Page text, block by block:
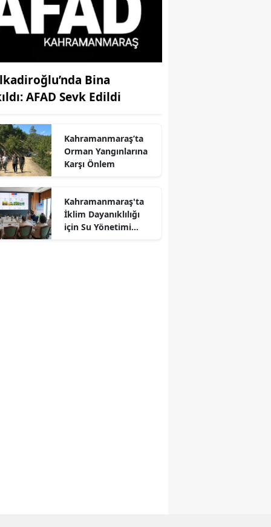
Bina
AFAD Sevk Edildi
Kahramanmaraş’ta
Orman Yangınlarına
Karşı Önlem
Kahramanmaraş'ta
İklim Dayanıklılığı
için Su Yönetimi